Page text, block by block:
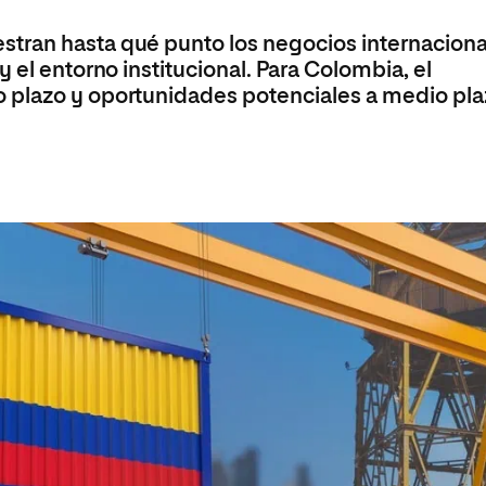
hasta qué punto los negocios
entorno institucional. Para Colombia, el
y oportunidades potenciales a medio